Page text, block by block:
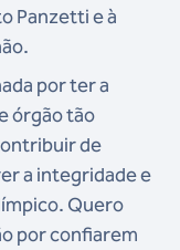
Panzetti e à
por ter a
órgão tão
de
a integridade e
Quero
por confiarem